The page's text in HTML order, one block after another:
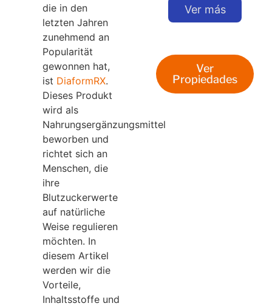
die in den
letzten Jahren
zunehmend an
Popularität
gewonnen hat,
ist DiaformRX.
Dieses Produkt
wird als
Nahrungsergänzungsmittel
beworben und
richtet sich an
Menschen, die
ihre
Blutzuckerwerte
auf natürliche
Weise regulieren
möchten. In
diesem Artikel
werden wir die
Vorteile,
Inhaltsstoffe und
Ver más
Ver
Propiedades